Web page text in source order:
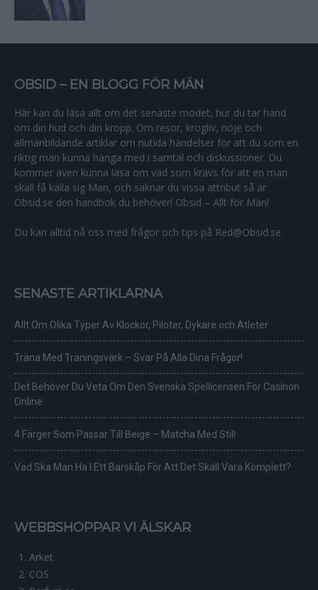
OBSID – EN BLOGG FÖR MÄN
Här kan du läsa allt om det senaste modet, hur du tar hand
om din hud och din kropp. Om resor, krogliv, nöje och
allmänbildande artiklar om nutida händelser för att du som en
riktig man kunna hänga med i samtal och diskussioner. Du
kommer även kunna läsa om vad som krävs för att en man
skall få kalla sig Man, och saknar du vissa attribut så är
Obsid.se den handbok du behöver! Obsid – Allt för Män!
Du kan alltid nå oss med frågor och tips på Red@Obsid.se
SENASTE ARTIKLARNA
Allt Om Olika Typer Av Klockor, Piloter, Dykare och Atleter
Träna Med Träningsvärk – Svar På Alla Dina Frågor!
Det Behöver Du Veta Om Den Svenska Spellicensen För Casinon
Online
4 Färger Som Passar Till Beige – Matcha Med Stil!
Vad Ska Man Ha I Ett Barskåp För Att Det Skall Vara Komplett?
WEBBSHOPPAR VI ÄLSKAR
Arket
COS